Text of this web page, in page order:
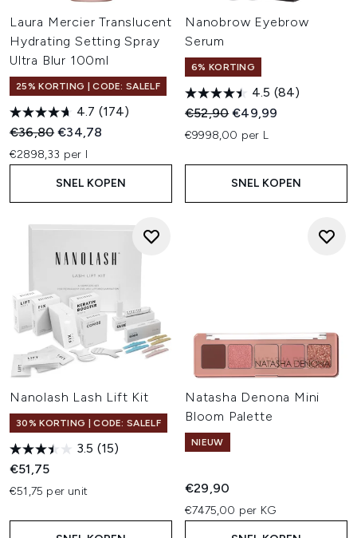
Laura Mercier Translucent
Hydrating Setting Spray
Ultra Blur 100ml
25% KORTING | CODE: SALELF
4.7 (174)
Recommended Retail Price:
€36,80Huidige prijs:
€34,78
€2898,33 per l
SNEL KOPEN
Nanobrow Eyebrow
Serum
6% KORTING
4.5 (84)
Recommended Retail Price:
€52,90Huidige prijs:
€49,99
€9998,00 per L
SNEL KOPEN
Nanolash Lash Lift Kit
30% KORTING | CODE: SALELF
3.5 (15)
€51,75
€51,75 per unit
Natasha Denona Mini
Bloom Palette
NIEUW
€29,90
€7475,00 per KG